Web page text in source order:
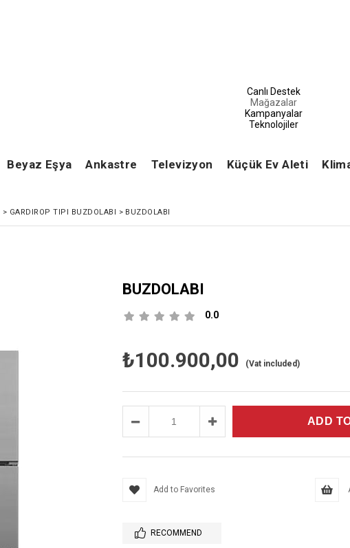
Canlı Destek
Mağazalar
Kampanyalar
Teknolojiler
Beyaz Eşya Ankastre Televizyon Küçük Ev Aleti
> GARDIROP TIPI BUZDOLABI > BUZDOLABI
BUZDOLABI
0.0
₺100.900,00 (Vat included)
Add to Favorites
RECOMMEND